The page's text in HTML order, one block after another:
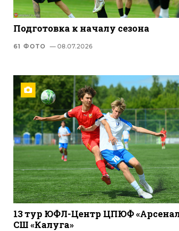
Подготовка к началу сезона
61 ФОТО — 08.07.2026
13 тур ЮФЛ-Центр ЦПЮФ
СШ «Калуга»